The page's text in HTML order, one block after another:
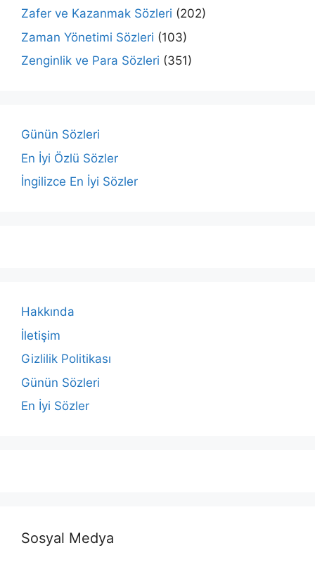
Zafer ve Kazanmak Sözleri (202)
Zaman Yönetimi Sözleri (103)
Zenginlik ve Para Sözleri (351)
Günün Sözleri
En İyi Özlü Sözler
İngilizce En İyi Sözler
Hakkında
İletişim
Gizlilik Politikası
Günün Sözleri
En İyi Sözler
Sosyal Medya